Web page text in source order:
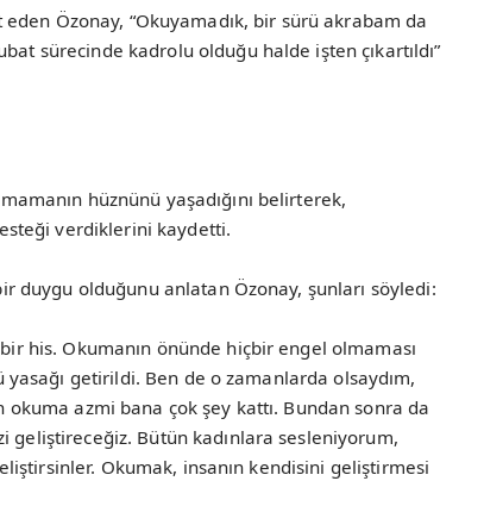
Özonay, “Okuyamadık, bir sürü akrabam da
sürecinde kadrolu olduğu halde işten çıkartıldı”
hüznünü yaşadığını belirterek,
verdiklerini kaydetti.
duygu olduğunu anlatan Özonay, şunları söyledi:
his. Okumanın önünde hiçbir engel olmaması
getirildi. Ben de o zamanlarda olsaydım,
azmi bana çok şey kattı. Bundan sonra da
Bütün kadınlara sesleniyorum,
Okumak, insanın kendisini geliştirmesi